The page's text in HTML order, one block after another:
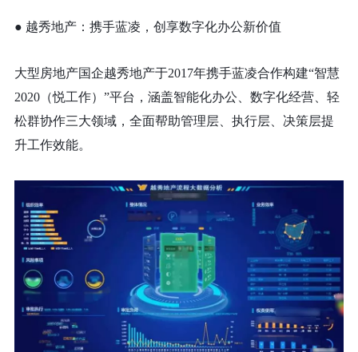
● 越秀地产：携手蓝凌，创享数字化办公新价值
大型房地产国企越秀地产于2017年携手蓝凌合作构建“智慧
2020（悦工作）”平台，涵盖智能化办公、数字化经营、轻
松群协作三大领域，全面帮助管理层、执行层、决策层提
升工作效能。